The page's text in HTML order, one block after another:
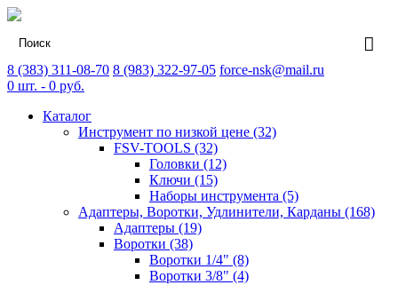
8 (383) 311-08-70 8 (983) 322-97-05 force-nsk@mail.ru
0 шт. - 0 руб.
Каталог
Инструмент по низкой цене (32)
FSV-TOOLS (32)
Головки (12)
Ключи (15)
Наборы инструмента (5)
Адаптеры, Воротки, Удлинители, Карданы (168)
Адаптеры (19)
Воротки (38)
Воротки 1/4" (8)
Воротки 3/8" (4)